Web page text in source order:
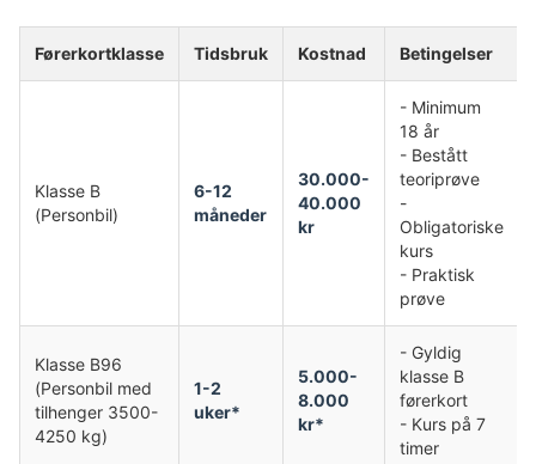
Førerkortklasse Tidsbruk Kostnad Betingelser
Klasse B
(Personbil)
6-12
måneder
30.000-
40.000
kr
- Minimum
18 år
- Bestått
teoriprøve
-
Obligatoriske
kurs
- Praktisk
prøve
Klasse B96
(Personbil med
tilhenger 3500-
4250 kg)
1-2
uker*
5.000-
8.000
kr*
- Gyldig
klasse B
førerkort
- Kurs på 7
timer